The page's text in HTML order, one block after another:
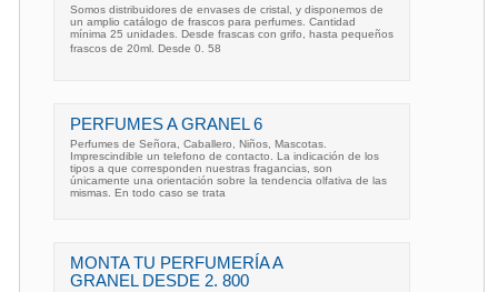
Somos distribuidores de envases de cristal, y disponemos de
un amplio catálogo de frascos para perfumes. Cantidad
mínima 25 unidades. Desde frascas con grifo, hasta pequeños
frascos de 20ml. Desde 0. 58
PERFUMES A GRANEL 6
Perfumes de Señora, Caballero, Niños, Mascotas.
Imprescindible un telefono de contacto. La indicación de los
tipos a que corresponden nuestras fragancias, son
únicamente una orientación sobre la tendencia olfativa de las
mismas. En todo caso se trata
MONTA TU PERFUMERÍA A
GRANEL DESDE 2. 800